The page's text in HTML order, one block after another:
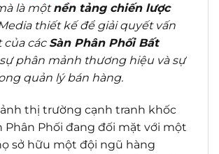
là mộtnền tảng chiến lược
thiết kế để giải quyết vấn
của các Sàn Phân Phối Bất
phân mảnh thương hiệu và sự
quản lý bán hàng.
thị trường cạnh tranh khốc
Phân Phối đang đối mặt với một
sở hữu một đội ngũ hàng